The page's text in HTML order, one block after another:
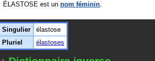
ÉLASTOSE est un nom féminin.
Singulier
élastose
Pluriel
élastoses